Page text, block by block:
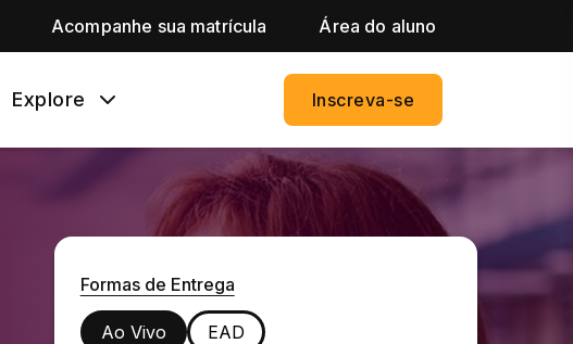
Acompanhe sua matrícula Área do aluno
Explore Inscreva-se
Formas de Entrega
Ao Vivo EAD